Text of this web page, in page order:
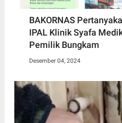
BAKORNAS
IPAL Klinik Syafa
Pemilik Bungkam
Desember 04, 2024